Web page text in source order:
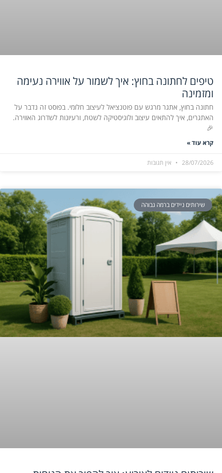
טיפים לחתונה בחוץ: איך לשמור על אווירה נעימה
ומזמינה
חתונה בחוץ, אתגר מרגש עם פוטנציאל לעיצוב חלומי. בפוסט זה נדבר על
האתגרים, איך להתאים עיצוב ולוגיסטיקה לשטח, ורעיונות לשדרוג האווירה.
🎉
קרא עוד »
28/07/2026 אין תגובות
שירותים ניידים ברמה גבוהה